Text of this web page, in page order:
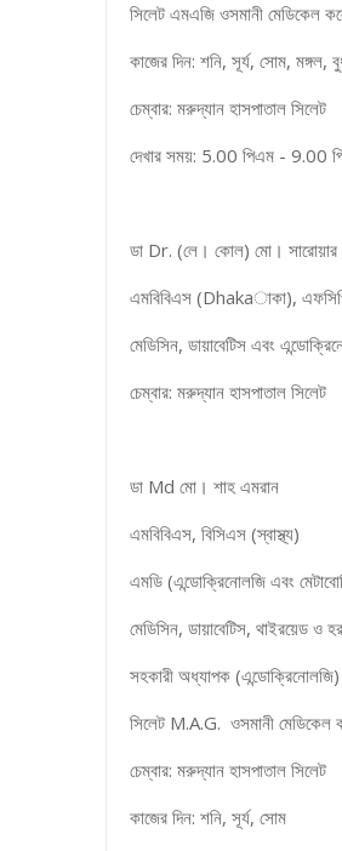
সিলেট এমএজি ওসমানী মেডিকেল
কাজের দিন: শনি, সূর্য, সোম, মঙ্গল,
চেম্বার: মরুদ্যান হাসপাতাল সিলেট
দেখার সময়: 5.00 পিএম - 9.00
ডা Dr. (লে। কোল) মো। সারোয়ার
এমবিবিএস (Dhakaাকা),
মেডিসিন, ডায়াবেটিস এবং
চেম্বার: মরুদ্যান হাসপাতাল সিলেট
ডা Md মো। শাহ এমরান
এমবিবিএস, বিসিএস (স্বাস্থ্য)
এমডি (এন্ডোক্রিনোলজি এবং
মেডিসিন, ডায়াবেটিস, থাইরয়েড ও
সহকারী অধ্যাপক (এন্ডোক্রিনোলজি)
সিলেট M.A.G. ওসমানী মেডিকেল
চেম্বার: মরুদ্যান হাসপাতাল সিলেট
কাজের দিন: শনি, সূর্য, সোম